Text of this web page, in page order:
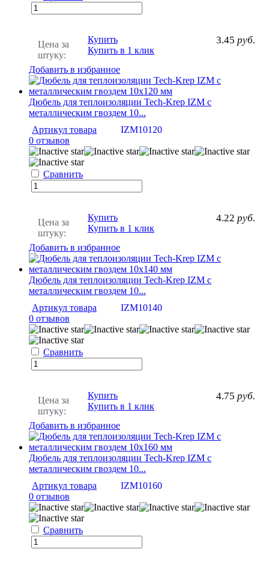
Цена за
штуку:
3.45 руб.
Купить
Купить в 1 клик
Добавить в избранное
Дюбель для теплоизоляции Tech-Krep IZМ с
металлическим гвоздем 10...
Артикул товара
IZM10120
0 отзывов
Сравнить
Цена за
штуку:
4.22 руб.
Купить
Купить в 1 клик
Добавить в избранное
Дюбель для теплоизоляции Tech-Krep IZМ с
металлическим гвоздем 10...
Артикул товара
IZM10140
0 отзывов
Сравнить
Цена за
штуку:
4.75 руб.
Купить
Купить в 1 клик
Добавить в избранное
Дюбель для теплоизоляции Tech-Krep IZМ с
металлическим гвоздем 10...
Артикул товара
IZM10160
0 отзывов
Сравнить